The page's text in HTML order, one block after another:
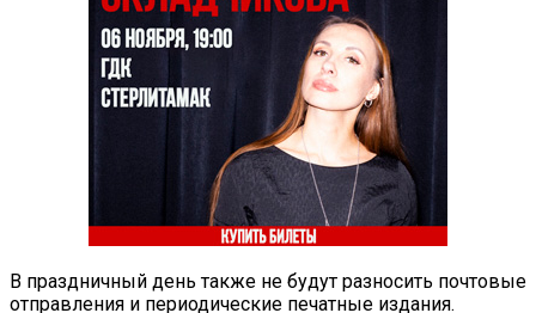
В праздничный день также не будут разносить почтовые
отправления и периодические печатные издания.